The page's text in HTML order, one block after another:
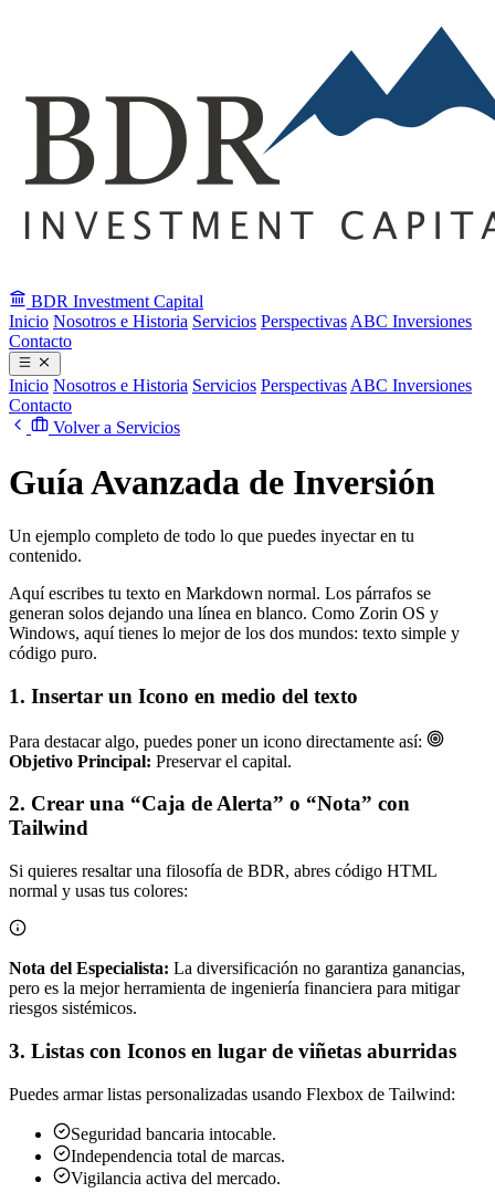
BDR Investment Capital
Inicio Nosotros e Historia Servicios Perspectivas ABC Inversiones
Contacto
Inicio Nosotros e Historia Servicios Perspectivas ABC Inversiones
Contacto
Volver a Servicios
Guía Avanzada de Inversión
Un ejemplo completo de todo lo que puedes inyectar en tu
contenido.
Aquí escribes tu texto en Markdown normal. Los párrafos se
generan solos dejando una línea en blanco. Como Zorin OS y
Windows, aquí tienes lo mejor de los dos mundos: texto simple y
código puro.
1. Insertar un Icono en medio del texto
Para destacar algo, puedes poner un icono directamente así:
Objetivo Principal: Preservar el capital.
2. Crear una “Caja de Alerta” o “Nota” con
Tailwind
Si quieres resaltar una filosofía de BDR, abres código HTML
normal y usas tus colores:
Nota del Especialista: La diversificación no garantiza ganancias,
pero es la mejor herramienta de ingeniería financiera para mitigar
riesgos sistémicos.
3. Listas con Iconos en lugar de viñetas aburridas
Puedes armar listas personalizadas usando Flexbox de Tailwind:
Seguridad bancaria intocable.
Independencia total de marcas.
Vigilancia activa del mercado.